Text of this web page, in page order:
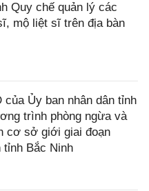
Quy chế quản lý các
mộ liệt sĩ trên địa bàn
của Ủy ban nhân dân tỉnh
trình phòng ngừa và
cơ sở giới giai đoạn
tỉnh Bắc Ninh